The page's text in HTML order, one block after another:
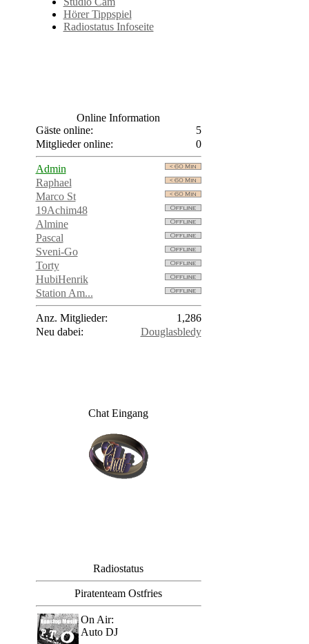
Hörer Tippspiel
Radiostatus Infoseite
Online Information
Gäste online:
5
Mitglieder online:
0
Admin
Raphael
Marco St
19Achim48
Almine
Pascal
Sveni-Go
Torty
HubiHenrik
Station Am...
Anz. Mitglieder:
1,286
Neu dabei:
Douglasbledy
Chat Eingang
Radiostatus
Piratenteam Ostfries
On Air:
Auto DJ